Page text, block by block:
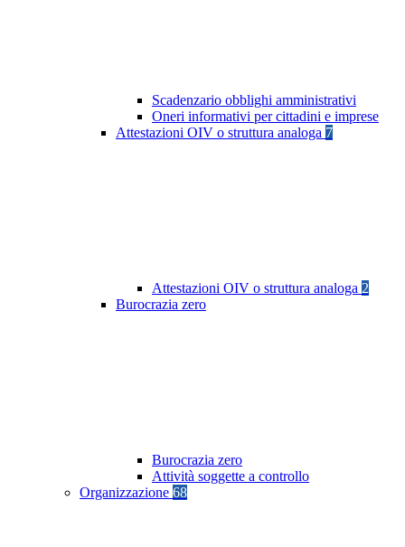
Scadenzario obblighi amministrativi
Oneri informativi per cittadini e imprese
Attestazioni OIV o struttura analoga 7
Attestazioni OIV o struttura analoga 2
Burocrazia zero
Burocrazia zero
Attività soggette a controllo
Organizzazione 68